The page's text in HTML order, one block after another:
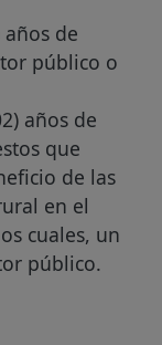
de
público o
años de
que
de las
en el
cuales, un
público.